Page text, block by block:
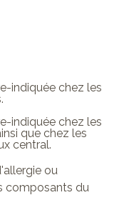
indiquée chez les
indiquée chez les
que chez les
central.
ou
composants du